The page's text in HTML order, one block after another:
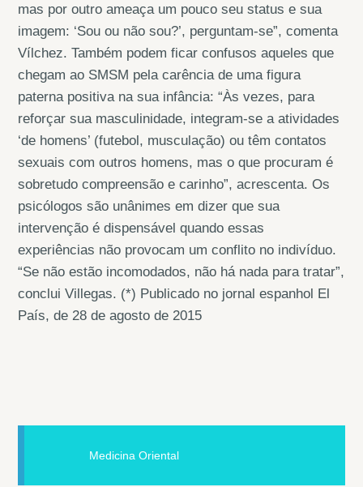
mas por outro ameaça um pouco seu status e sua
imagem: ‘Sou ou não sou?’, perguntam-se”, comenta
Vílchez. Também podem ficar confusos aqueles que
chegam ao SMSM pela carência de uma figura
paterna positiva na sua infância: “Às vezes, para
reforçar sua masculinidade, integram-se a atividades
‘de homens’ (futebol, musculação) ou têm contatos
sexuais com outros homens, mas o que procuram é
sobretudo compreensão e carinho”, acrescenta. Os
psicólogos são unânimes em dizer que sua
intervenção é dispensável quando essas
experiências não provocam um conflito no indivíduo.
“Se não estão incomodados, não há nada para tratar”,
conclui Villegas. (*) Publicado no jornal espanhol El
País, de 28 de agosto de 2015
Medicina Oriental